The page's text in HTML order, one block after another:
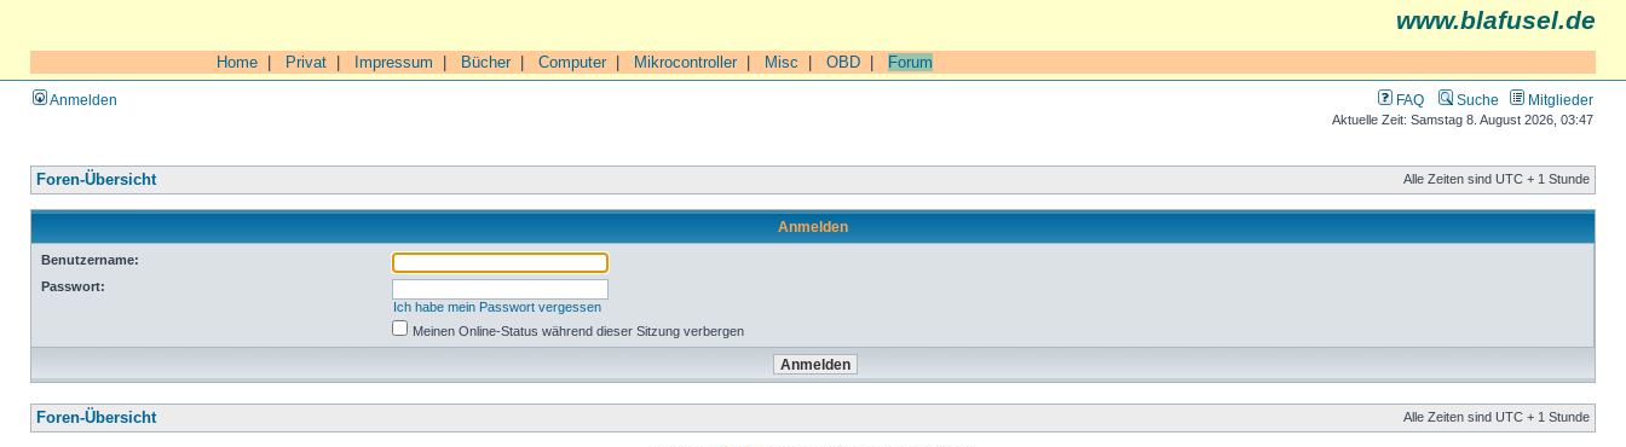
www.blafusel.de
Home Privat Impressum Bücher| Computer| Mikrocontroller| Misc OBD Forum
Anmelden FAQ Suche Mitglieder
Aktuelle Zeit: Samstag 8. August 2026, 03:47
Foren-Übersicht Alle Zeiten sind UTC + 1 Stunde
Anmelden
Benutzername:
Passwort:
Ich habe mein Passwort vergessen
Meinen Online-Status während dieser Sitzung verbergen
Foren-Übersicht Alle Zeiten sind UTC + 1 Stunde